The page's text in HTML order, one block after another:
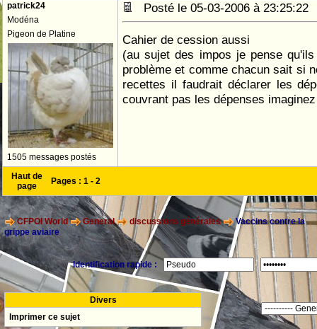
patrick24
Modéna
Pigeon de Platine
1505 messages postés
Posté le 05-03-2006 à
Cahier de cession aussi
(au sujet des impos je pense
problème et comme chacun sait si
recettes il faudrait déclarer les
couvrant pas les dépenses
Haut de
page
Pages : 1 - 2
CFPOI World General discussions générales
Vaccins contre la
grippe aviaire
Identification rapide :
Divers
Imprimer ce sujet